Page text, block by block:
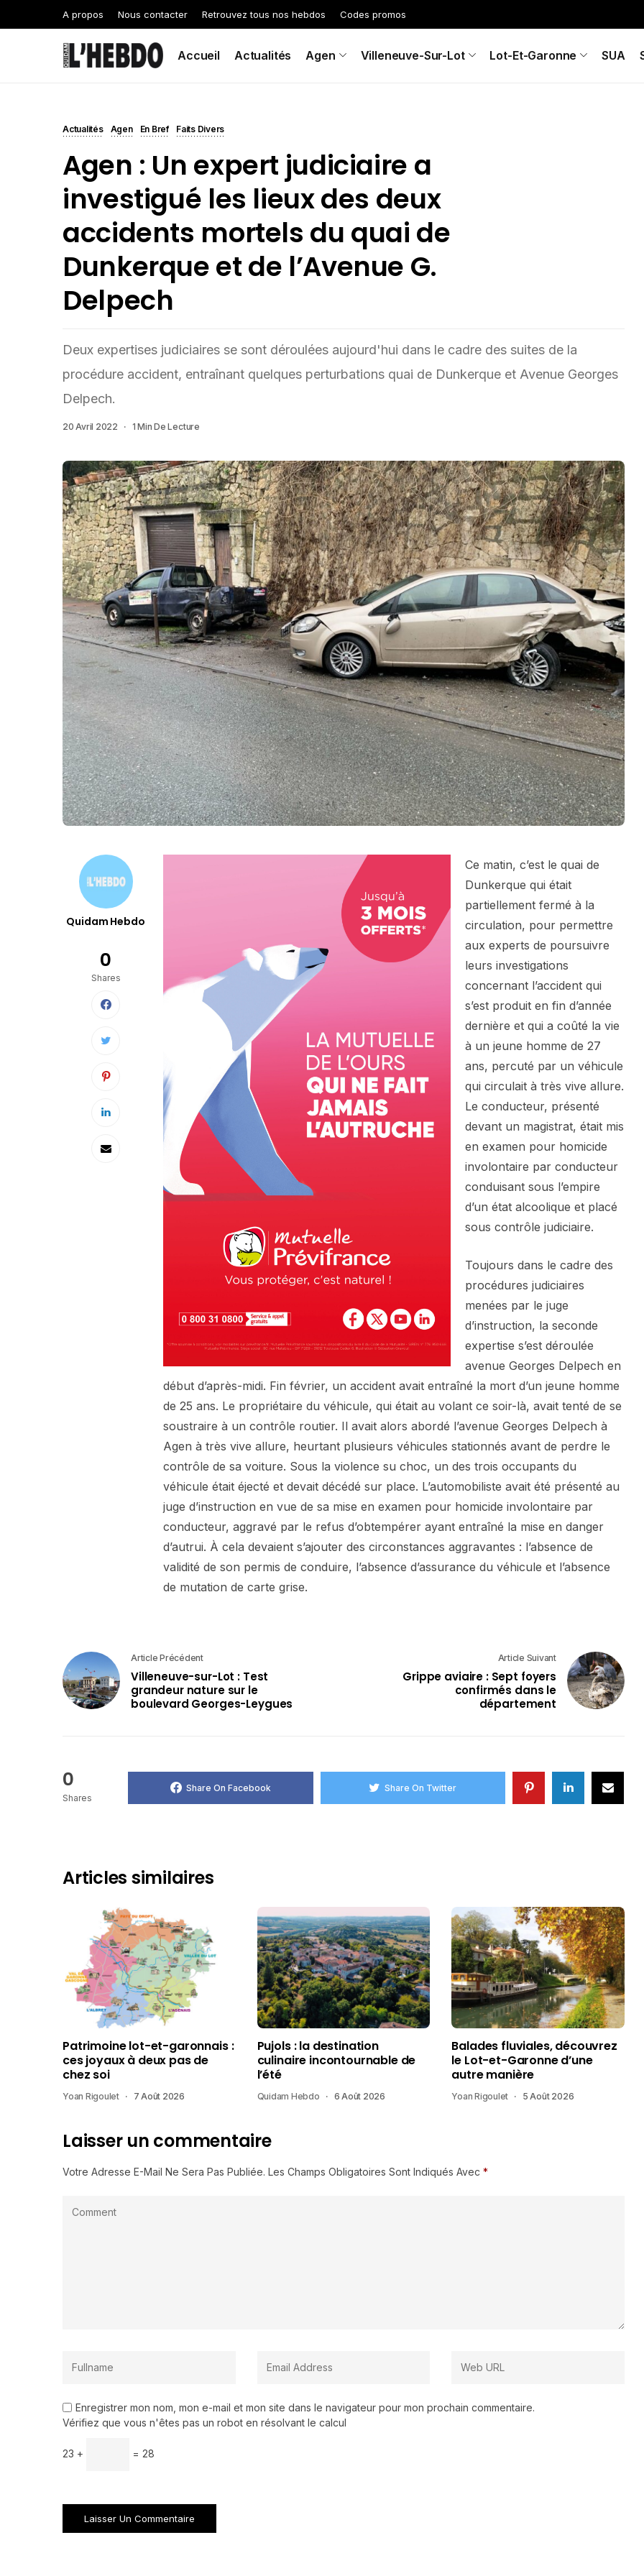
A propos Nous contacter Retrouvez tous nos hebdos Codes promos
Accueil Actualités Agen Villeneuve-Sur-Lot Lot-Et-Garonne SUA
Actualités Agen En Bref Faits Divers
Agen : Un expert judiciaire a
investigué les lieux des deux
accidents mortels du quai de
Dunkerque et de l’Avenue G.
Delpech
Deux expertises judiciaires se sont déroulées aujourd'hui dans le cadre des suites de la
procédure accident, entraînant quelques perturbations quai de Dunkerque et Avenue Georges
Delpech.
20 Avril 2022 1 Min De Lecture
Quidam Hebdo
0
Shares
Ce matin, c’est le quai de
Dunkerque qui était
partiellement fermé à la
circulation, pour permettre
aux experts de poursuivre
leurs investigations
concernant l’accident qui
s’est produit en fin d’année
dernière et qui a coûté la vie
à un jeune homme de 27
ans, percuté par un véhicule
qui circulait à très vive allure.
Le conducteur, présenté
devant un magistrat, était mis
en examen pour homicide
involontaire par conducteur
conduisant sous l’empire
d’un état alcoolique et placé
sous contrôle judiciaire.
Toujours dans le cadre des
procédures judiciaires
menées par le juge
d’instruction, la seconde
expertise s’est déroulée
avenue Georges Delpech en
début d’après-midi. Fin février, un accident avait entraîné la mort d’un jeune homme
de 25 ans. Le propriétaire du véhicule, qui était au volant ce soir-là, avait tenté de se
soustraire à un contrôle routier. Il avait alors abordé l’avenue Georges Delpech à
Agen à très vive allure, heurtant plusieurs véhicules stationnés avant de perdre le
contrôle de sa voiture. Sous la violence su choc, un des trois occupants du
véhicule était éjecté et devait décédé sur place. L’automobiliste avait été présenté au
juge d’instruction en vue de sa mise en examen pour homicide involontaire par
conducteur, aggravé par le refus d’obtempérer ayant entraîné la mise en danger
d’autrui. À cela devaient s’ajouter des circonstances aggravantes : l’absence de
validité de son permis de conduire, l’absence d’assurance du véhicule et l’absence
de mutation de carte grise.
Article Précédent
Villeneuve-sur-Lot : Test
grandeur nature sur le
boulevard Georges-Leygues
Article Suivant
Grippe aviaire : Sept foyers
confirmés dans le
département
0
Shares
Share On Facebook Share On Twitter
Articles similaires
Patrimoine lot-et-garonnais :
ces joyaux à deux pas de
chez soi
Yoan Rigoulet 7 Août 2026
Pujols : la destination
culinaire incontournable de
l’été
Quidam Hebdo 6 Août 2026
Balades fluviales, découvrez
le Lot-et-Garonne d’une
autre manière
Yoan Rigoulet 5 Août 2026
Laisser un commentaire
Votre Adresse E-Mail Ne Sera Pas Publiée. Les Champs Obligatoires Sont Indiqués Avec *
Enregistrer mon nom, mon e-mail et mon site dans le navigateur pour mon prochain commentaire.
Vérifiez que vous n'êtes pas un robot en résolvant le calcul
23 + = 28